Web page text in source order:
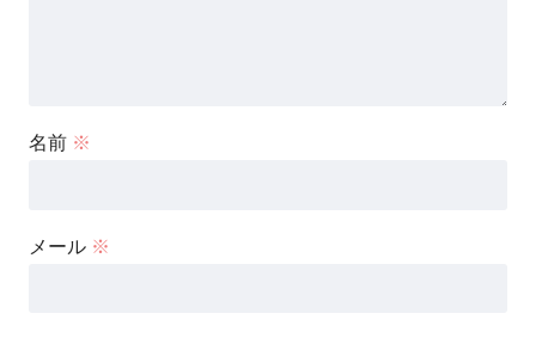
名前 ※
メール ※